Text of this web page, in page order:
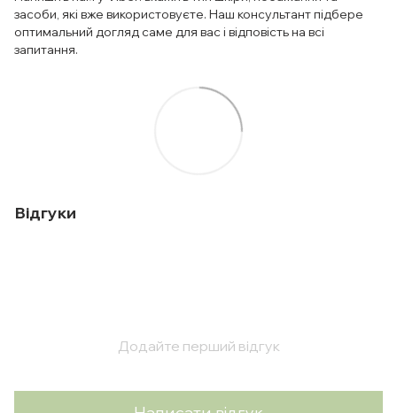
засоби, які вже використовуєте. Наш консультант підбере
оптимальний догляд саме для вас і відповість на всі
запитання.
Відгуки
Додайте перший відгук